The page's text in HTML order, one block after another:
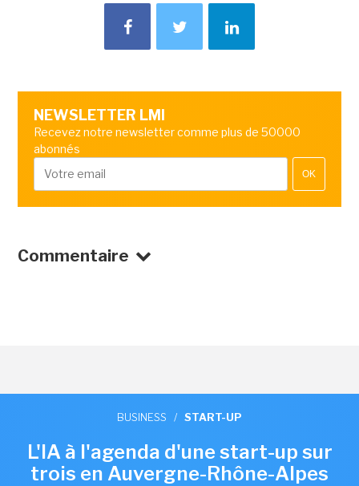
NEWSLETTER LMI
Recevez notre newsletter comme plus de 50000
abonnés
OK
Commentaire
BUSINESS / START-UP
L'IA à l'agenda d'une start-up sur
trois en Auvergne-Rhône-Alpes